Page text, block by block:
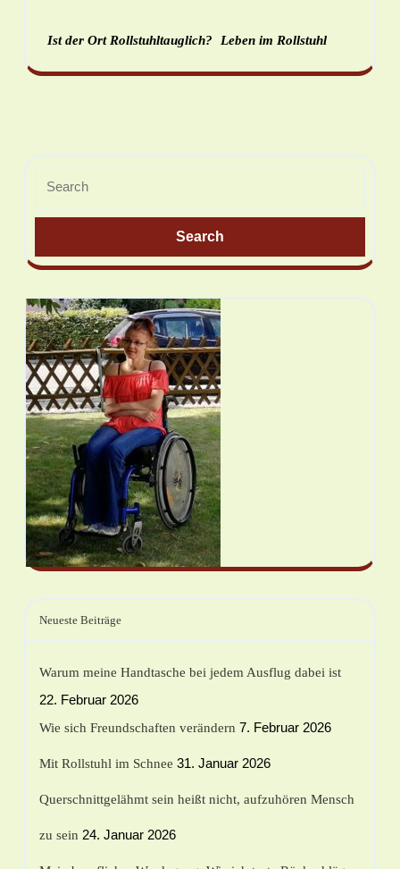
Ist der Ort Rollstuhltauglich? Leben im Rollstuhl
Neueste Beiträge
Warum meine Handtasche bei jedem Ausflug dabei ist
22. Februar 2026
Wie sich Freundschaften verändern 7. Februar 2026
Mit Rollstuhl im Schnee 31. Januar 2026
Querschnittgelähmt sein heißt nicht, aufzuhören Mensch
zu sein 24. Januar 2026